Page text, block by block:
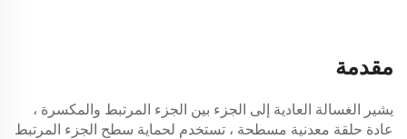
مقدمة
يشير الغسالة العادية إلى الجزء بين الجزء المرتبط والمكسرة ،
عادة حلقة معدنية مسطحة ، تستخدم لحماية سطح الجزء المرتبط